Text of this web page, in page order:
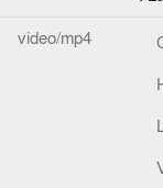
video/mp4